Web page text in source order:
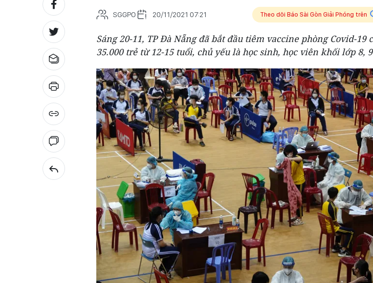
SGGPO 20/11/2021 07:21 Theo dõi Báo Sài Gòn Giải Phóng trên
Sáng 20-11, TP Đà Nẵng đã bắt đầu tiêm vaccine phòng Covid-19
35.000 trẻ từ 12-15 tuổi, chủ yếu là học sinh, học viên khối lớp 8,